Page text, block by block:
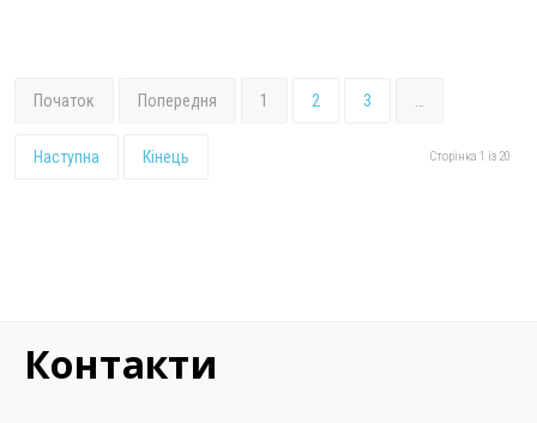
Початок Попередня 1 2 3
Наступна Кінець Сторінка 1 із 20
Контакти